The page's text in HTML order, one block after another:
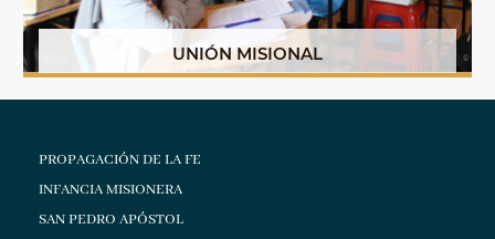
UNIÓN MISIONAL
PROPAGACIÓN DE LA FE
INFANCIA MISIONERA
SAN PEDRO APÓSTOL